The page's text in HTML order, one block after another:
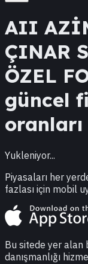
AII
ÇINAR
ÖZEL
güncel
Yukleniyor...
Piyasaları her
fazlası için mobil
Bu sitede yer alan
danışmanlığı